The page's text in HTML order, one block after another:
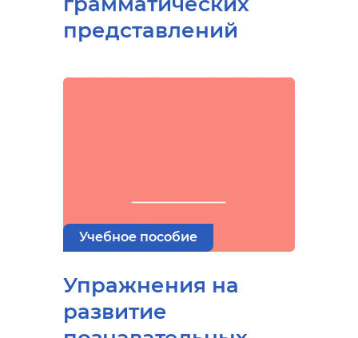
представлений
Учебное пособие
Упражнения на
развитие